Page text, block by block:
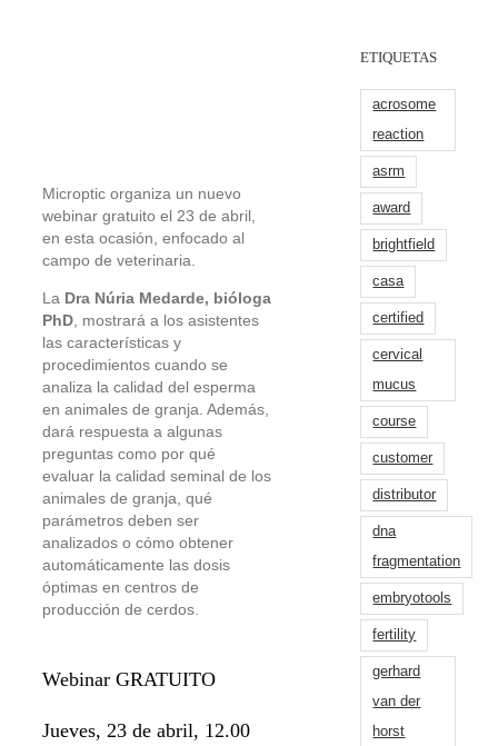
Microptic organiza un nuevo
webinar gratuito el 23 de abril,
en esta ocasión, enfocado al
campo de veterinaria.
La Dra Núria Medarde, bióloga
PhD , mostrará a los asistentes
las características y
procedimientos cuando se
analiza la calidad del esperma
en animales de granja. Además,
dará respuesta a algunas
preguntas como por qué
evaluar la calidad seminal de los
animales de granja, qué
parámetros deben ser
analizados o cómo obtener
automáticamente las dosis
óptimas en centros de
producción de cerdos.
Webinar GRATUITO
Jueves, 23 de abril, 12.00
ETIQUETAS
acrosome
reaction
asrm
award
brightfield
casa
certified
cervical
mucus
course
customer
distributor
dna
fragmentation
embryotools
fertility
gerhard
van der
horst